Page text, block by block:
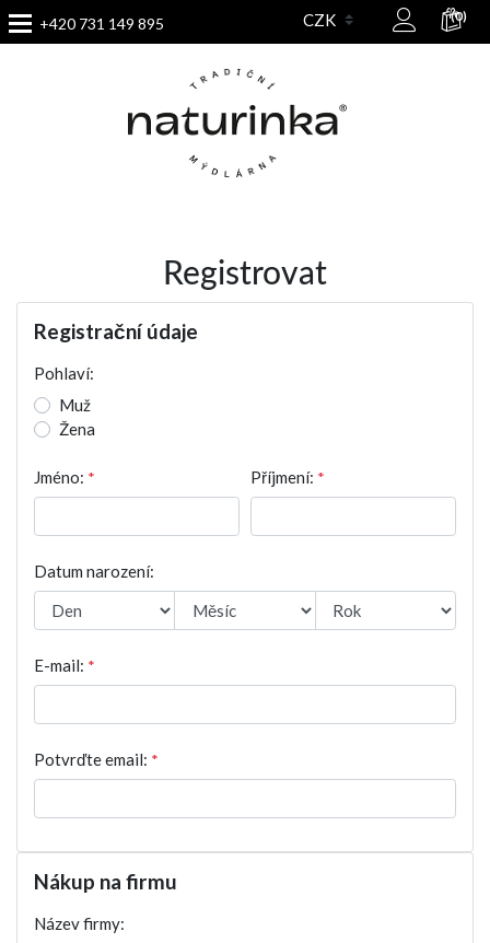
+420 731 149 895 (0)
Registrovat
Registrační údaje
Pohlaví:
Muž
Žena
Jméno: * Příjmení: *
Datum narození:
E-mail: *
Potvrďte email: *
Nákup na firmu
Název firmy: